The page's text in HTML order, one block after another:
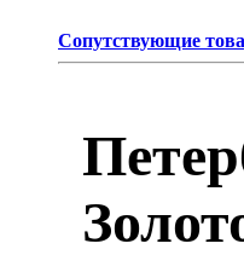
Сопутствующие